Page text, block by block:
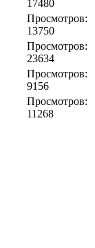
17480
Просмотров:
13750
Просмотров:
23634
Просмотров:
9156
Просмотров:
11268